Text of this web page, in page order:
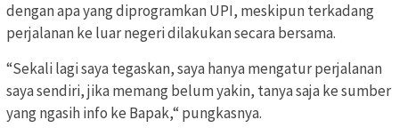
dengan apa yang diprogramkan UPI, meskipun terkadang
perjalanan ke luar negeri dilakukan secara bersama.
“Sekali lagi saya tegaskan, saya hanya mengatur perjalanan
saya sendiri, jika memang belum yakin, tanya saja ke sumber
yang ngasih info ke Bapak,“ pungkasnya.